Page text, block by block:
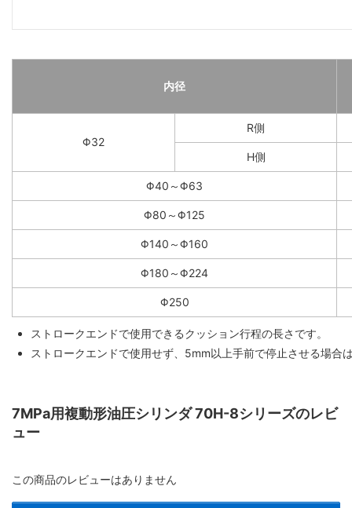
内径
Φ32
R側
H側
Φ40～Φ63
Φ80～Φ125
Φ140～Φ160
Φ180～Φ224
Φ250
ストロークエンドで使用できるクッション行程の長さです。
ストロークエンドで使用せず、5mm以上手前で停止させる場合
7MPa用複動形油圧シリンダ 70H-8シリーズのレビ
ュー
この商品のレビューはありません